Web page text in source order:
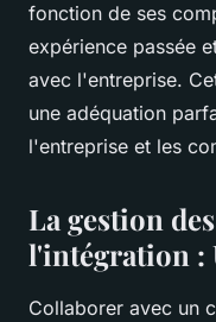
fonction de ses
expérience passée
avec l'entreprise.
une adéquation
l'entreprise et les
La gestion
l'intégration :
Collaborer avec un